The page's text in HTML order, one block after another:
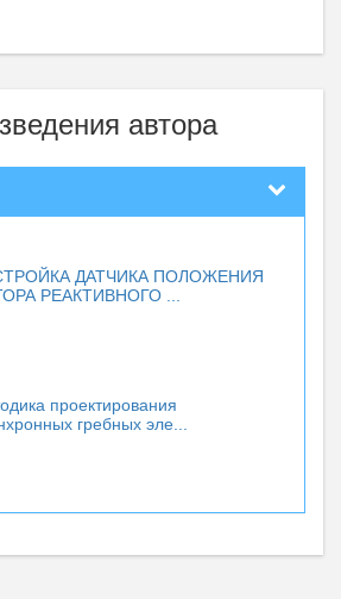
автора
ДАТЧИКА ПОЛОЖЕНИЯ
РЕАКТИВНОГО ...
проектирования
гребных эле...